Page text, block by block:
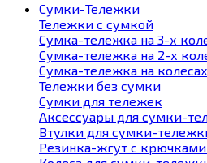
Сумки-Тележки
Тележки с сумкой
Сумка-тележка на 3-х
Сумка-тележка на 2-х
Сумка-тележка на
Тележки без сумки
Сумки для тележек
Аксессуары для сумки-
Втулки для сумки-
Резинка-жгут с